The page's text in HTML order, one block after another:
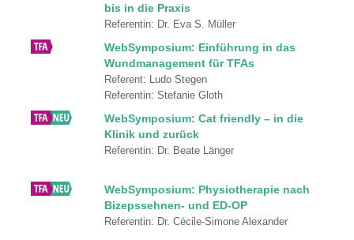
bis in die Praxis
Referentin: Dr. Eva S. Müller
WebSymposium: Einführung in das
Wundmanagement für TFAs
Referent: Ludo Stegen
Referentin: Stefanie Gloth
WebSymposium: Cat friendly – in die
Klinik und zurück
Referentin: Dr. Beate Länger
WebSymposium: Physiotherapie nach
Bizepssehnen- und ED-OP
Referentin: Dr. Cécile-Simone Alexander